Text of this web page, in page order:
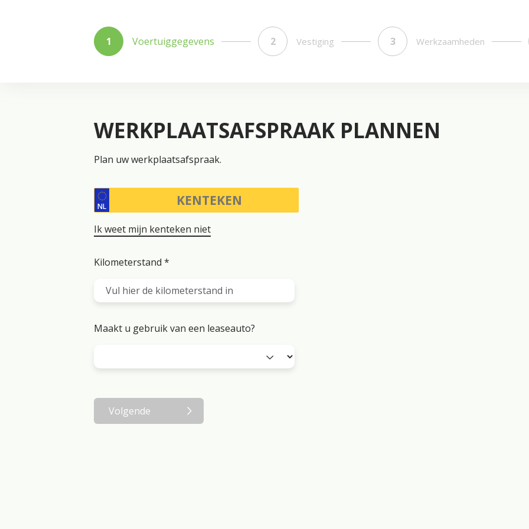
Voertuiggegevens Vestiging Werkzaamheden
WERKPLAATSAFSPRAAK PLANNEN
Plan uw werkplaatsafspraak.
NL
Ik weet mijn kenteken niet
Kilometerstand *
Maakt u gebruik van een leaseauto?
Volgende